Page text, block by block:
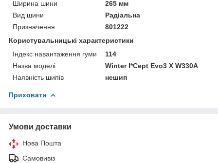
Ширина шини
265 мм
Вид шини
Радіальна
Призначення
801222
Користувальницькі характеристики
Індекс навантаження гуми
114
Назва моделі
Winter I*Cept Evo3 X W330A
Наявність шипів
нешип
Приховати
Умови доставки
Нова Пошта
Самовивіз